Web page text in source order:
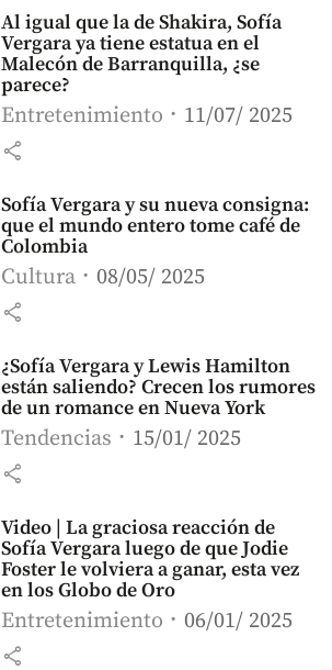
Al igual que la de Shakira, Sofía
Vergara ya tiene estatua en el
Malecón de Barranquilla, ¿se
parece?
Entretenimiento 11/07/ 2025
share
Sofía Vergara y su nueva consigna:
que el mundo entero tome café de
Colombia
Cultura 08/05/ 2025
share
¿Sofía Vergara y Lewis Hamilton
están saliendo? Crecen los rumores
de un romance en Nueva York
Tendencias 15/01/ 2025
share
Video | La graciosa reacción de
Sofía Vergara luego de que Jodie
Foster le volviera a ganar, esta vez
en los Globo de Oro
Entretenimiento 06/01/ 2025
share